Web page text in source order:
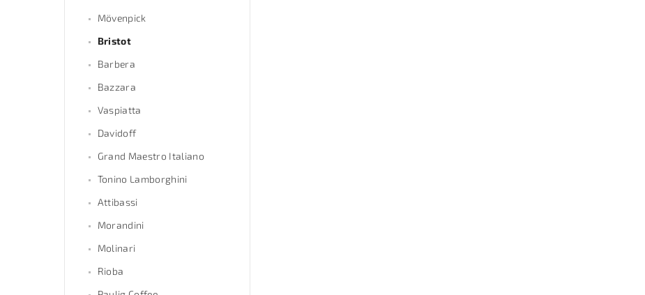
Mövenpick
Bristot
Barbera
Bazzara
Vaspiatta
Davidoff
Grand Maestro Italiano
Tonino Lamborghini
Attibassi
Morandini
Molinari
Rioba